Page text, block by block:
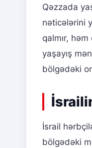
Qəzzada
nəticələrini
qalmır,
yaşayış
bölgədəki
İsrail
bölgədəki